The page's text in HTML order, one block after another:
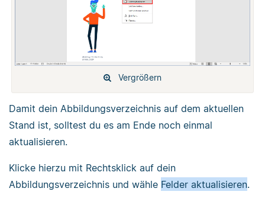
Vergrößern
Damit dein Abbildungsverzeichnis auf dem aktuellen
Stand ist, solltest du es am Ende noch einmal
aktualisieren.
Klicke hierzu mit Rechtsklick auf dein
Abbildungsverzeichnis und wähle Felder aktualisieren.